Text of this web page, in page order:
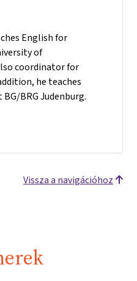
English for
of
coordinator for
he teaches
BRG Judenburg.
Vissza a navigációhoz